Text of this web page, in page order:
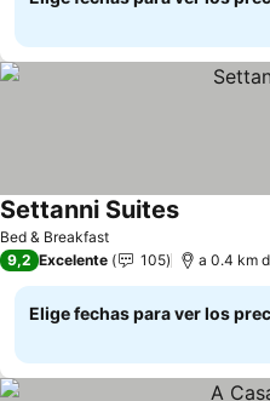
Bed & Breakfast
Settanni SuitesVer precios
9,2 Excelente 105 a 0.4 km
Elige fechas para ver los